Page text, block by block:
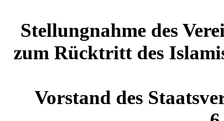
Stellungnahme des
zum Rücktritt des
Vorstand des